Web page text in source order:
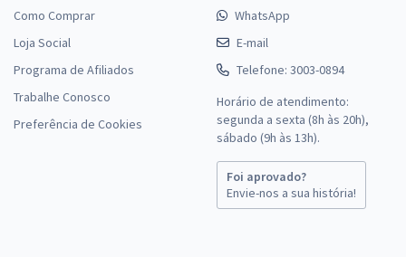
Como Comprar
Loja Social
Programa de Afiliados
Trabalhe Conosco
Preferência de Cookies
WhatsApp
E-mail
Telefone: 3003-0894
Horário de atendimento:
segunda a sexta (8h às 20h),
sábado (9h às 13h).
Foi aprovado?
Envie-nos a sua história!